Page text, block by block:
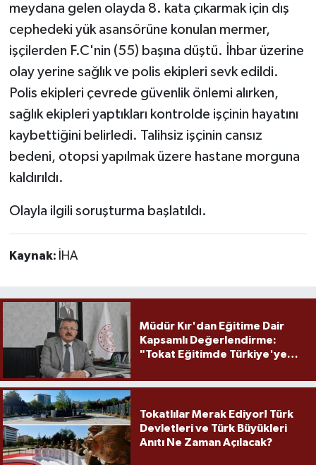
meydana gelen olayda 8. kata çıkarmak için dış
cephedeki yük asansörüne konulan mermer,
işçilerden F.C'nin (55) başına düştü. İhbar üzerine
olay yerine sağlık ve polis ekipleri sevk edildi.
Polis ekipleri çevrede güvenlik önlemi alırken,
sağlık ekipleri yaptıkları kontrolde işçinin hayatını
kaybettiğini belirledi. Talihsiz işçinin cansız
bedeni, otopsi yapılmak üzere hastane morguna
kaldırıldı.
Olayla ilgili soruşturma başlatıldı.
Kaynak: İHA
Müdür Kır'dan Eğitime Dair
Kapsamlı Değerlendirme:
"Tokat Eğitimde Türkiye'ye
Tokatlılar Merak Ediyor! Türk
Devletleri ve Türk Büyükleri
Anıtı Ne Zaman Açılacak?